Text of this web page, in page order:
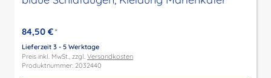
84,50 € *
Lieferzeit 3 - 5 Werktage
Preis inkl. MwSt., zzgl. Versandkosten
Produktnummer: 2032440